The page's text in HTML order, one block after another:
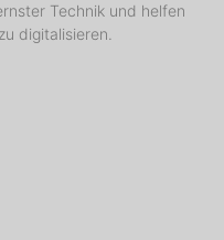
Technik und helfen
digitalisieren.